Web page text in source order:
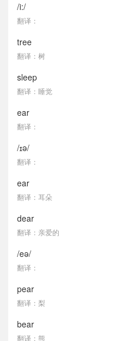
/i:/
翻译：
tree
翻译：树
sleep
翻译：睡觉
ear
翻译：
/ɪə/
翻译：
ear
翻译：耳朵
dear
翻译：亲爱的
/eə/
翻译：
pear
翻译：梨
bear
翻译：熊